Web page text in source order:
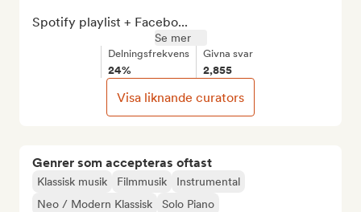
Genrer som accepteras oftast
Klassisk musik Filmmusik
Instrumental
Neo / Modern Klassisk
Solo Piano
Spotify playlist + Facebo...
Se mer
Delningsfrekvens
24%
Givna svar
2,855
Visa liknande curators